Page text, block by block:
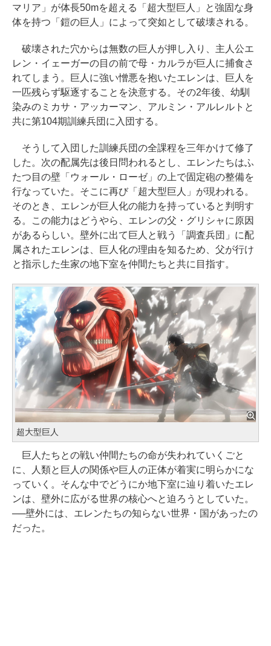
マリア」が体長50mを超える「超大型巨人」と強固な身
体を持つ「鎧の巨人」によって突如として破壊される。
破壊された穴からは無数の巨人が押し入り、主人公エ
レン・イェーガーの目の前で母・カルラが巨人に捕食さ
れてしまう。巨人に強い憎悪を抱いたエレンは、巨人を
一匹残らず駆逐することを決意する。その2年後、幼馴
染みのミカサ・アッカーマン、アルミン・アルレルトと
共に第104期訓練兵団に入団する。
そうして入団した訓練兵団の全課程を三年かけて修了
した。次の配属先は後日問われるとし、エレンたちはふ
たつ目の壁「ウォール・ローゼ」の上で固定砲の整備を
行なっていた。そこに再び「超大型巨人」が現われる。
そのとき、エレンが巨人化の能力を持っていると判明す
る。この能力はどうやら、エレンの父・グリシャに原因
があるらしい。壁外に出て巨人と戦う「調査兵団」に配
属されたエレンは、巨人化の理由を知るため、父が行け
と指示した生家の地下室を仲間たちと共に目指す。
超大型巨人
巨人たちとの戦い仲間たちの命が失われていくごと
に、人類と巨人の関係や巨人の正体が着実に明らかにな
っていく。そんな中でどうにか地下室に辿り着いたエレ
ンは、壁外に広がる世界の核心へと迫ろうとしていた。
──壁外には、エレンたちの知らない世界・国があったの
だった。